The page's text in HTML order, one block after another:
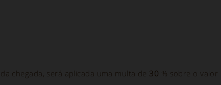
chegada, será aplicada uma multa de 30 % sobre o valor